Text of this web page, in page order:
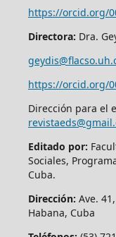
https://orcid.org/
Directora: Dra.
https://orcid.org/
Dirección para el
Editado por:
Sociales,
Cuba.
Dirección: Ave.
Habana, Cuba